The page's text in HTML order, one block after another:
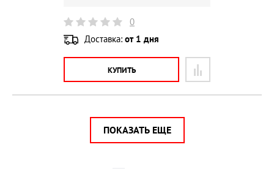
0
Доставка: от 1 дня
КУПИТЬ
ПОКАЗАТЬ ЕЩЕ